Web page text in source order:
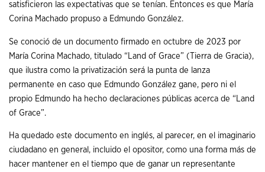
satisficieron las expectativas que se tenían. Entonces es que María
Corina Machado propuso a Edmundo González.
Se conoció de un documento firmado en octubre de 2023 por
María Corina Machado, titulado “Land of Grace” (Tierra de Gracia),
que ilustra como la privatización será la punta de lanza
permanente en caso que Edmundo González gane, pero ni el
propio Edmundo ha hecho declaraciones públicas acerca de “Land
of Grace”.
Ha quedado este documento en inglés, al parecer, en el imaginario
ciudadano en general, incluido el opositor, como una forma más de
hacer mantener en el tiempo que de ganar un representante